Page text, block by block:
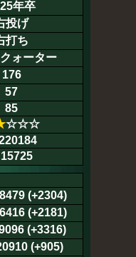
年卒
投げ
打ち
ォーター
176
57
85
☆☆☆
15725
(+2304)
(+2181)
(+3316)
(+905)